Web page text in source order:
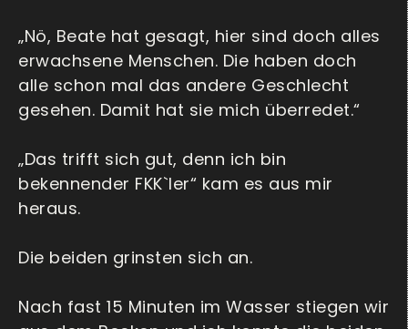
„Nö, Beate hat gesagt, hier sind doch alles
erwachsene Menschen. Die haben doch
alle schon mal das andere Geschlecht
gesehen. Damit hat sie mich überredet.“
„Das trifft sich gut, denn ich bin
bekennender FKK`ler“ kam es aus mir
heraus.
Die beiden grinsten sich an.
Nach fast 15 Minuten im Wasser stiegen wir